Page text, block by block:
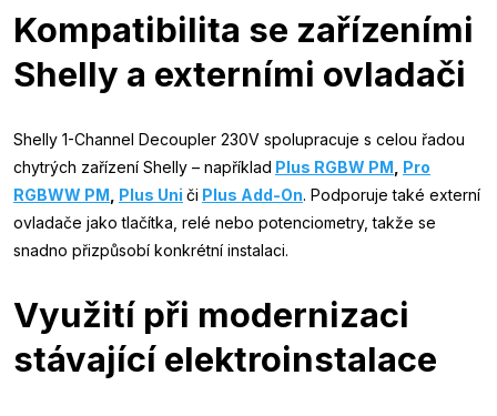
Kompatibilita se zařízeními
Shelly a externími ovladači
Shelly 1-Channel Decoupler 230V spolupracuje s celou řadou
chytrých zařízení Shelly – například Plus RGBW PM Pro
RGBWW PM Plus Uni či Plus Add-On. Podporuje také externí
ovladače jako tlačítka, relé nebo potenciometry, takže se
snadno přizpůsobí konkrétní instalaci.
Využití při modernizaci
stávající elektroinstalace